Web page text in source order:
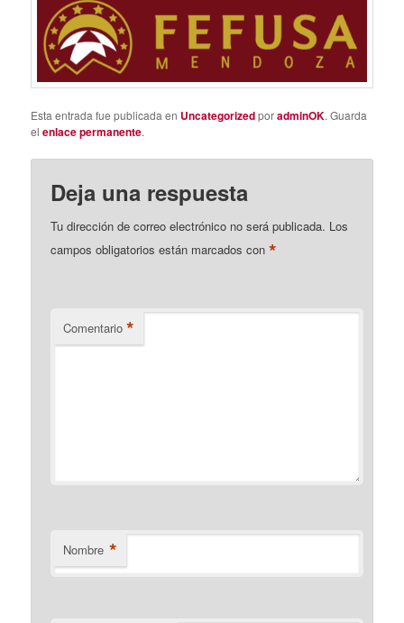
Esta entrada fue publicada en UncategorizedporadminOK. Guarda
elenlace permanente.
Deja una respuesta
Tu dirección de correo electrónico no será publicada. Los
campos obligatorios están marcados con*
Comentario *
Nombre *